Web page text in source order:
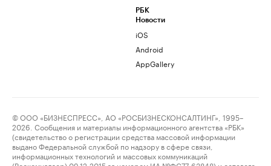
РБК
Новости
iOS
Android
AppGallery
© ООО «БИЗНЕСПРЕСС», АО «РОСБИЗНЕСКОНСАЛТИНГ», 1995–
2026. Сообщения и материалы информационного агентства «РБК»
(свидетельство о регистрации средства массовой информации
выдано Федеральной службой по надзору в сфере связи,
информационных технологий и массовых коммуникаций